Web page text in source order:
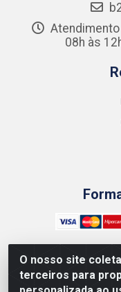
O nosso site
terceiros para
08h às
Kgmlan